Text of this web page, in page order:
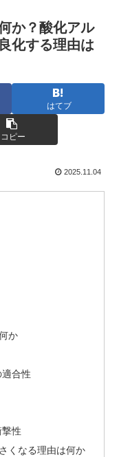
か？酸化アル
化する理由は
はてブ
コピー
2025.11.04
か
合性
性
くなる理由は何か